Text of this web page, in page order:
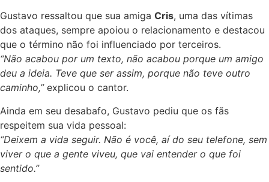
Gustavo ressaltou que sua amiga Cris, uma das vítimas
dos ataques, sempre apoiou o relacionamento e destacou
que o término não foi influenciado por terceiros.
“Não acabou por um texto, não acabou porque um amigo
deu a ideia. Teve que ser assim, porque não teve outro
caminho,”explicou o cantor.
Ainda em seu desabafo, Gustavo pediu que os fãs
respeitem sua vida pessoal:
“Deixem a vida seguir. Não é você, aí do seu telefone, sem
viver o que a gente viveu, que vai entender o que foi
sentido.”